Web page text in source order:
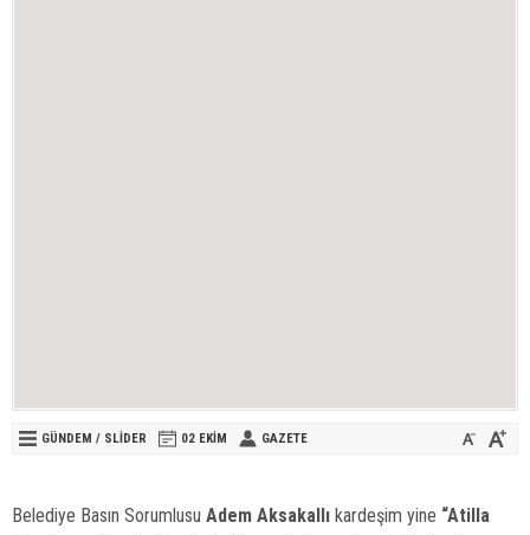
GÜNDEM / SLİDER 02 EKIM GAZETE
Belediye Basın Sorumlusu Adem Aksakallı kardeşim yine “Atilla